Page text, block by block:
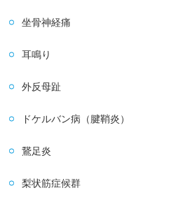
坐骨神経痛
耳鳴り
外反母趾
ドケルバン病（腱鞘炎）
鵞足炎
梨状筋症候群